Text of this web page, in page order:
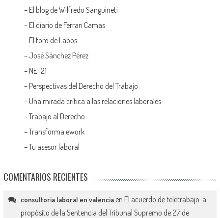
– El blog de Wilfredo Sanguineti
– El diario de Ferran Camas
– El foro de Labos
– José Sánchez Pérez
– NET21
– Perspectivas del Derecho del Trabajo
– Una mirada crítica a las relaciones laborales
–Trabajo al Derecho
–Transforma ework
–Tu asesor laboral
COMENTARIOS RECIENTES
consultoria laboral en valenciaen El acuerdo de teletrabajo: a
propósito de la Sentencia del Tribunal Supremo de 27 de